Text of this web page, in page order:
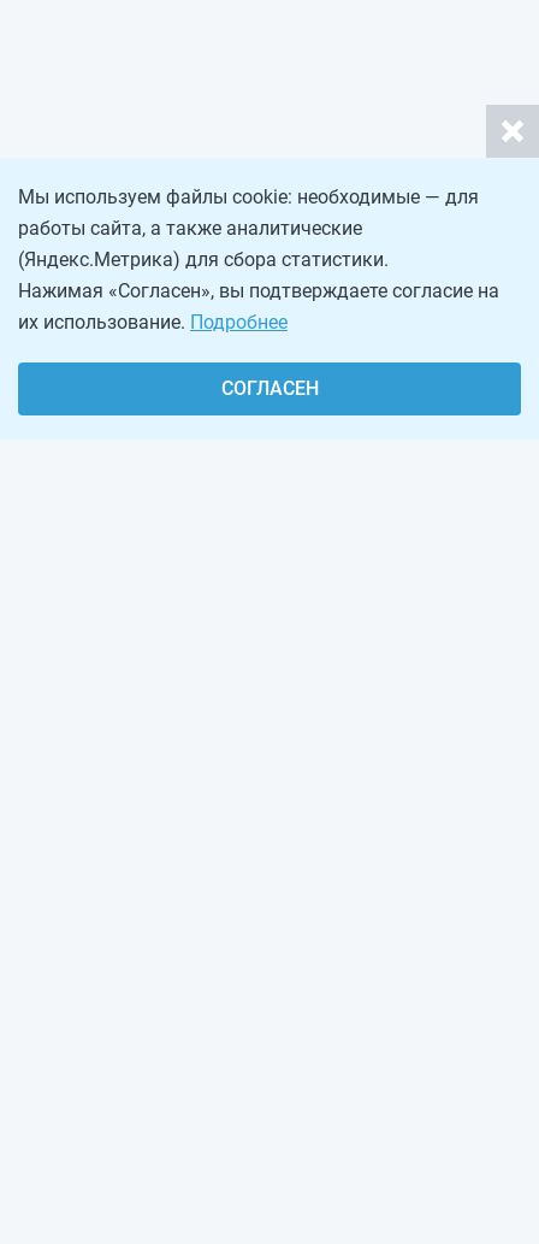
Мы используем файлы cookie: необходимые — для
работы сайта, а также аналитические
(Яндекс.Метрика) для сбора статистики.
Нажимая «Согласен», вы подтверждаете согласие на
их использование. Подробнее
СОГЛАСЕН